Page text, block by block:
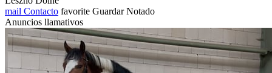
mail Contacto favorite Guardar Notado
Anuncios llamativos